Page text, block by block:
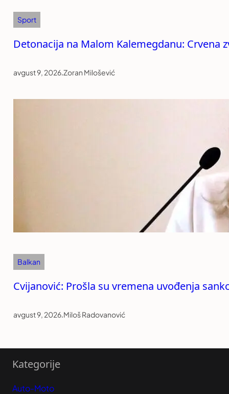
Sport
Detonacija na Malom Kalemegdanu: Crvena
avgust 9, 2026.Zoran Milošević
Balkan
Cvijanović: Prošla su vremena uvođenja
avgust 9, 2026.Miloš Radovanović
Kategorije
Auto-Moto